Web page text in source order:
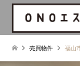
売買物件 福山